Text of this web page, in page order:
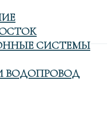
СИСТЕМЫ
ВОДОПРОВОД